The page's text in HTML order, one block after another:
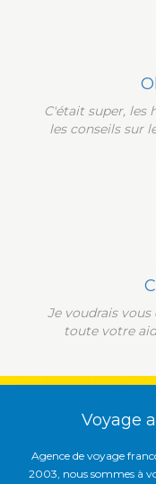
C'était super, les
les conseils sur
Je voudrais
toute votre
Voyage
Agence de voyage
2003, nous sommes à